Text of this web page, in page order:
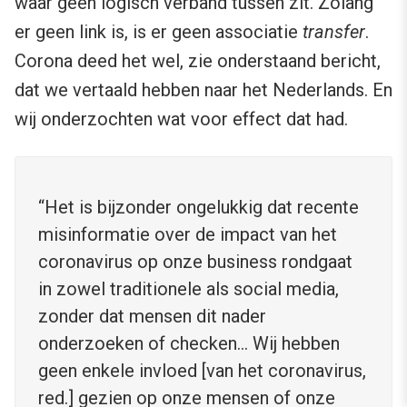
er geen link is, is er geen associatie transfer.
Corona deed het wel, zie onderstaand bericht,
dat we vertaald hebben naar het Nederlands. En
wij onderzochten wat voor effect dat had.
“Het is bijzonder ongelukkig dat recente
misinformatie over de impact van het
coronavirus op onze business rondgaat
in zowel traditionele als social media,
zonder dat mensen dit nader
onderzoeken of checken… Wij hebben
geen enkele invloed [van het coronavirus,
red.] gezien op onze mensen of onze